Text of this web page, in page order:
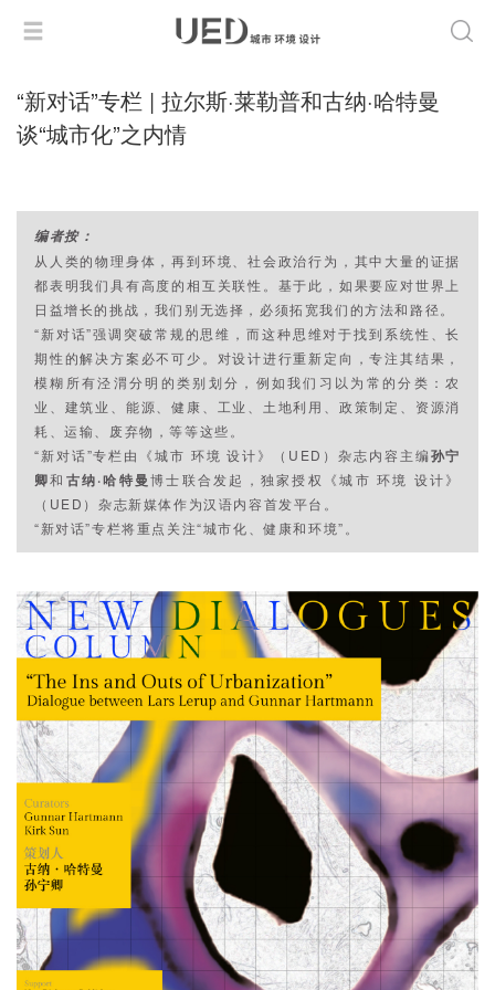
“新对话”专栏 | 拉尔斯·莱勒普和古纳·哈特曼
谈“城市化”之内情
编者按：
从人类的物理身体，再到环境、社会政治行为，其中大量的证据
都表明我们具有高度的相互关联性。基于此，如果要应对世界上
日益增长的挑战，我们别无选择，必须拓宽我们的方法和路径。
“新对话”强调突破常规的思维，而这种思维对于找到系统性、长
期性的解决方案必不可少。对设计进行重新定向，专注其结果，
模糊所有泾渭分明的类别划分，例如我们习以为常的分类：农
业、建筑业、能源、健康、工业、土地利用、政策制定、资源消
耗、运输、废弃物，等等这些。
“新对话”专栏由《城市 环境 设计》（UED）杂志内容主编孙宁
卿和 古纳·哈特曼博士联合发起，独家授权《城市 环境 设计》
（UED）杂志新媒体作为汉语内容首发平台。
“新对话”专栏将重点关注“城市化、健康和环境”。